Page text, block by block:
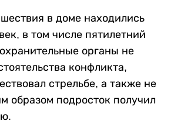
в доме находились
в том числе пятилетний
органы не
конфликта,
стрельбе, а также не
образом подросток получил